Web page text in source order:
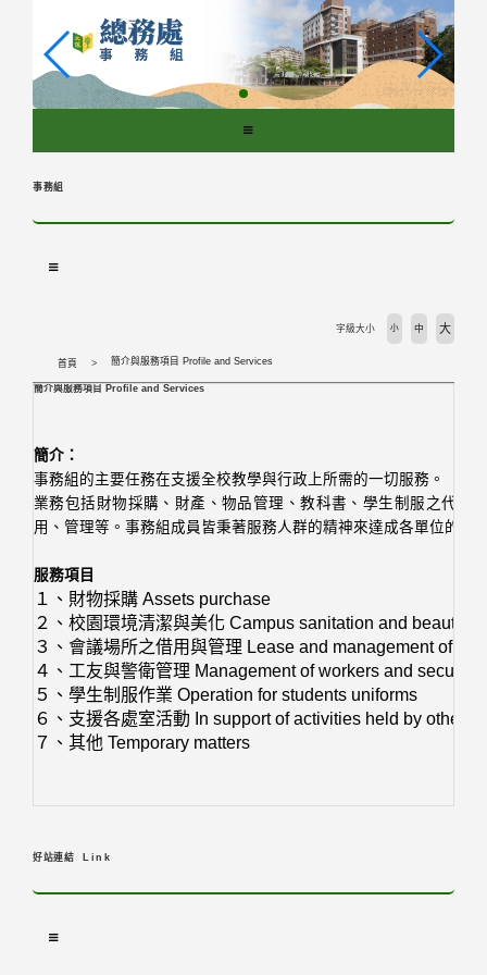
事務組
首頁 簡介與服務項目 Profile and Services
字級大小 小 中 大
簡介與服務項目 Profile and Services
簡介：
事務組的主要任務在支援全校教學與行政上所需的一切服務。
業務包括財物採購、財產、物品管理、教科書、學生制服之代辦
用、管理等。事務組成員皆秉著服務人群的精神來達成各單位的需
服務項目
１、財物採購 Assets purchase
２、校園環境清潔與美化 Campus sanitation and
３、會議場所之借用與管理 Lease and management of
４、工友與警衛管理 Management of workers and security
５、學生制服作業 Operation for students uniforms
６、支援各處室活動 In support of activities held by other
７、其他 Temporary matters
好站連結 Link